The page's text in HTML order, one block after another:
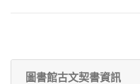
圖書館古文契書資訊